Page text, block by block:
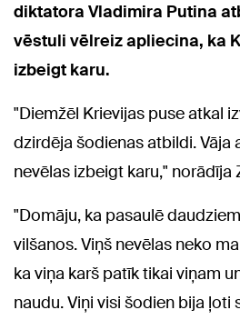
diktatora Vladimira Putina
vēstuli vēlreiz apliecina, ka
izbeigt karu.
"Diemžēl Krievijas puse atkal
dzirdēja šodienas atbildi. Vāja
nevēlas izbeigt karu," norādīja
"Domāju, ka pasaulē
vilšanos. Viņš nevēlas neko
ka viņa karš patīk tikai viņam
naudu. Viņi visi šodien bija ļoti